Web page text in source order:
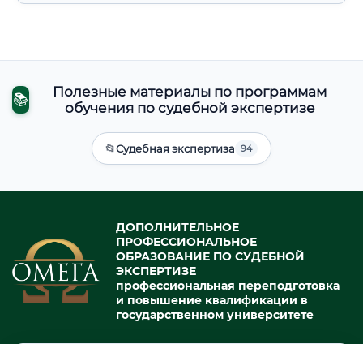
📚
Полезные материалы по программам
обучения по судебной экспертизе
📂Судебная экспертиза 94
ДОПОЛНИТЕЛЬНОЕ
ПРОФЕССИОНАЛЬНОЕ
ОБРАЗОВАНИЕ ПО СУДЕБНОЙ
ЭКСПЕРТИЗЕ
профессиональная переподготовка
и повышение квалификации в
государственном университете